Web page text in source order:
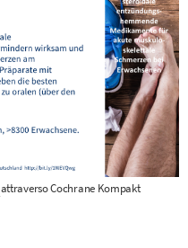
attraverso Cochrane Kompakt